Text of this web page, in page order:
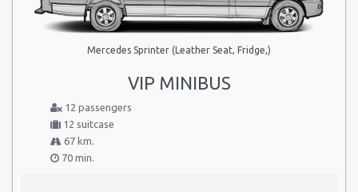
Mercedes Sprinter (Leather Seat, Fridge,)
VIP MINIBUS
12 passengers
12 suitcase
67 km.
70 min.